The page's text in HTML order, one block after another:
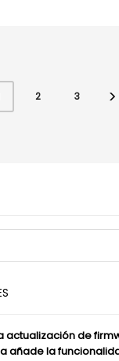
2 3
actualización de
añade la